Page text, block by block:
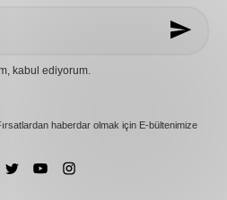
kabul ediyorum.
haberdar olmak için E-bültenimize